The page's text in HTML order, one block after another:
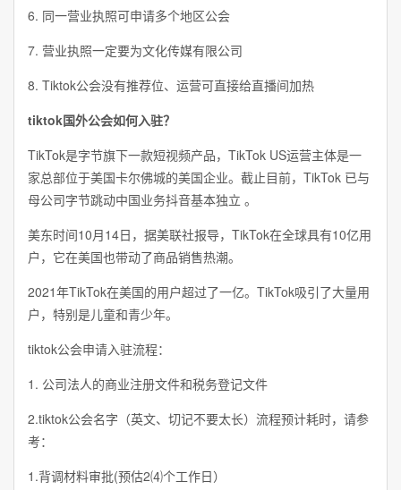
6. 同一营业执照可申请多个地区公会
7. 营业执照一定要为文化传媒有限公司
8. Tiktok公会没有推荐位、运营可直接给直播间加热
tiktok国外公会如何入驻？
TikTok是字节旗下一款短视频产品，TikTok US运营主体是一
家总部位于美国卡尔佛城的美国企业。截止目前，TikTok 已与
母公司字节跳动中国业务抖音基本独立 。
美东时间10月14日，据美联社报导，TikTok在全球具有10亿用
户，它在美国也带动了商品销售热潮。
2021年TikTok在美国的用户超过了一亿。TikTok吸引了大量用
户，特别是儿童和青少年。
tiktok公会申请入驻流程：
1. 公司法人的商业注册文件和税务登记文件
2.tiktok公会名字（英文、切记不要太长）流程预计耗时，请参
考：
1.背调材料审批(预估2⑷个工作日）